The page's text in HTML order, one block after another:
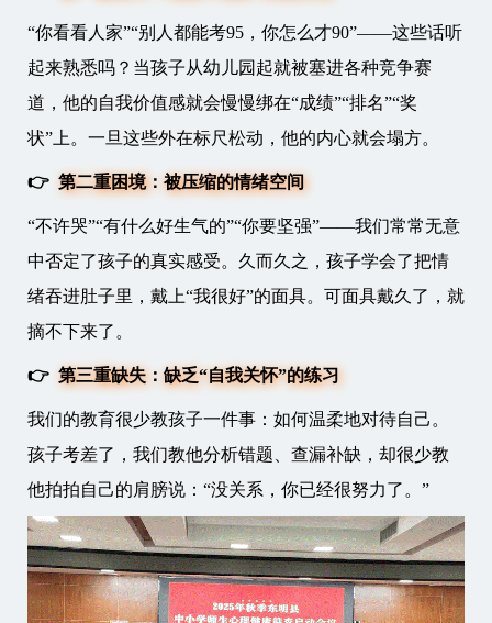
“你看看人家”“别人都能考95，你怎么才90”——这些话听
起来熟悉吗？当孩子从幼儿园起就被塞进各种竞争赛
道，他的自我价值感就会慢慢绑在“成绩”“排名”“奖
状”上。一旦这些外在标尺松动，他的内心就会塌方。
👉 第二重困境：被压缩的情绪空间
“不许哭”“有什么好生气的”“你要坚强”——我们常常无意
中否定了孩子的真实感受。久而久之，孩子学会了把情
绪吞进肚子里，戴上“我很好”的面具。可面具戴久了，就
摘不下来了。
👉 第三重缺失：缺乏“自我关怀”的练习
我们的教育很少教孩子一件事：如何温柔地对待自己。
孩子考差了，我们教他分析错题、查漏补缺，却很少教
他拍拍自己的肩膀说：“没关系，你已经很努力了。”